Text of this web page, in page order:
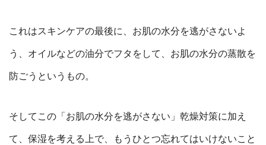
これはスキンケアの最後に、お肌の水分を逃がさないよ
う、 オイルなどの油分でフタをして、お肌の水分の蒸散を
防ごうというもの。
そしてこの「お肌の水分を逃がさない」乾燥対策に加え
て、 保湿を考える上で、もうひとつ忘れてはいけないこと